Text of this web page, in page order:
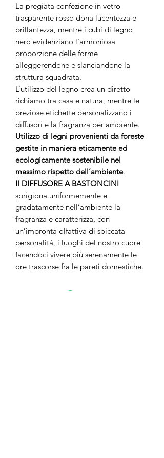
La pregiata confezione in vetro
trasparente rosso dona lucentezza e
brillantezza, mentre i cubi di legno
nero evidenziano l’armoniosa
proporzione delle forme
alleggerendone e slanciandone la
struttura squadrata.
L’utilizzo del legno crea un diretto
richiamo tra casa e natura, mentre le
preziose etichette personalizzano i
diffusori e la fragranza per ambiente.
Utilizzo di legni provenienti da foreste
gestite in maniera eticamente ed
ecologicamente sostenibile nel
massimo rispetto dell’ambiente.
Il DIFFUSORE A BASTONCINI
sprigiona uniformemente e
gradatamente nell’ambiente la
fragranza e caratterizza, con
un’impronta olfattiva di spiccata
personalità, i luoghi del nostro cuore
facendoci vivere più serenamente le
ore trascorse fra le pareti domestiche.